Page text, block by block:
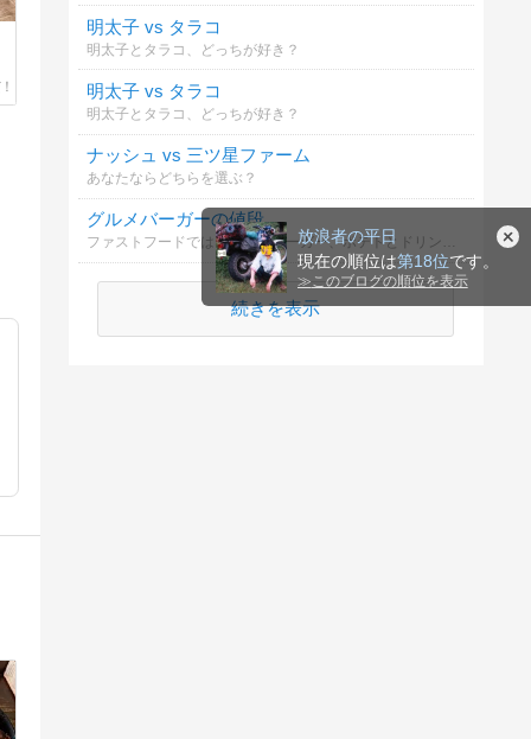
放浪者の平日
現在の順位は第18位です。
≫ このブログの順位を表示
明太子 vs タラコ
明太子とタラコ、どっちが好き？
明太子 vs タラコ
明太子とタラコ、どっちが好き？
ナッシュ vs 三ツ星ファーム
あなたならどちらを選ぶ？
グルメバーガーの値段
ファストフードではないハンバーガー、ポテトとドリンクのセットに出せる金額はいくらまで？
続きを表示